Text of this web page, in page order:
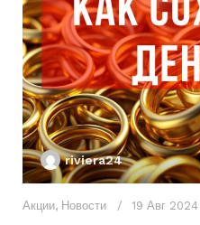
ПИТАНИЕ От сети
riviera24
Акции, Новости 19 Авг 2024